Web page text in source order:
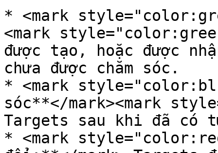
* <mark
<mark
được tạo, hoặc được
chưa được chăm sóc.
* <mark
sóc**</mark><mark
Targets sau khi đã có
* <mark